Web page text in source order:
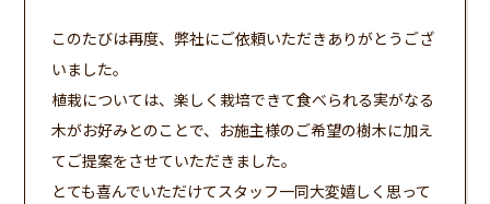
このたびは再度、弊社にご依頼いただきありがとうござ
いました。
植栽については、楽しく栽培できて食べられる実がなる
木がお好みとのことで、お施主様のご希望の樹木に加え
てご提案をさせていただきました。
とても喜んでいただけてスタッフ一同大変嬉しく思って